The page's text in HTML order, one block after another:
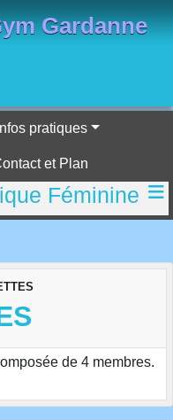
Gardanne
pratiques
et Plan
Féminine
de 4 membres.